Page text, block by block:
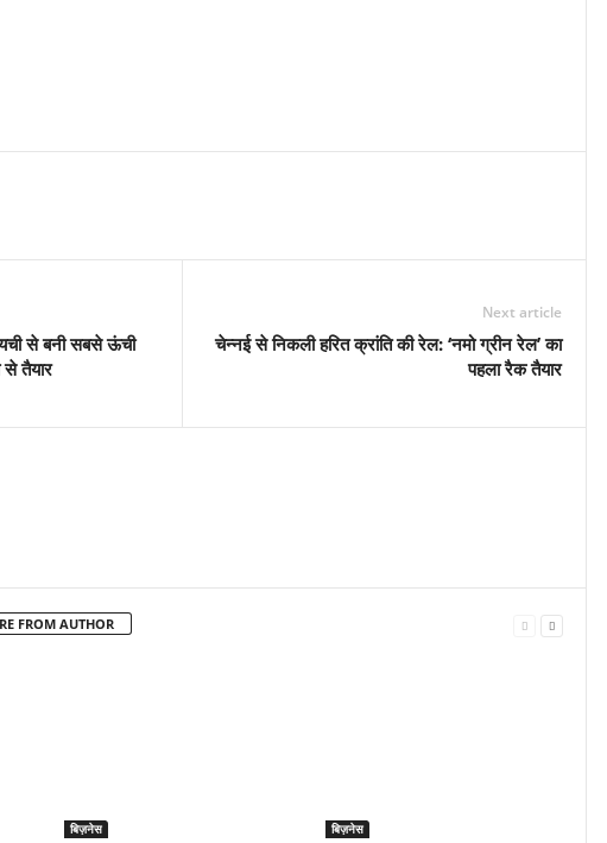
से बनी सबसे ऊंची
से तैयार
Next article
चेन्नई से निकली हरित क्रांति की रेल: ‘नमो ग्रीन रेल’ का
पहला रैक तैयार
FROM AUTHOR
बिज़नेस बिज़नेस